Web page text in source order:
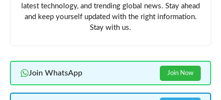
latest technology, and trending global news. Stay ahead
and keep yourself updated with the right information.
Stay with us.
Join WhatsApp Join Now